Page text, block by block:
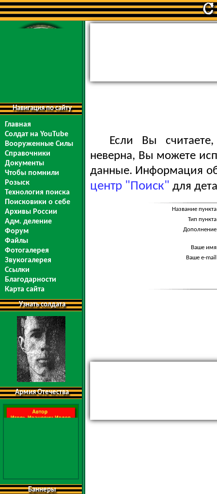
Навигация по сайту
Главная
Солдат на YouTube
Вооруженные Силы
Справочники
Документы
Чтобы помнили
Розыск
Технология поиска
Поисковики о себе
Архивы России
Адм. деление
Форум
Файлы
Фотогалерея
Звукогалерея
Ссылки
Благодарности
Карта сайта
Узнать солдата
Армия Отечества
Баннеры
Если Вы
неверна, Вы можете
данные. Информация
центр "Поиск" для
Название
Тип
Ваше
Ваше e-